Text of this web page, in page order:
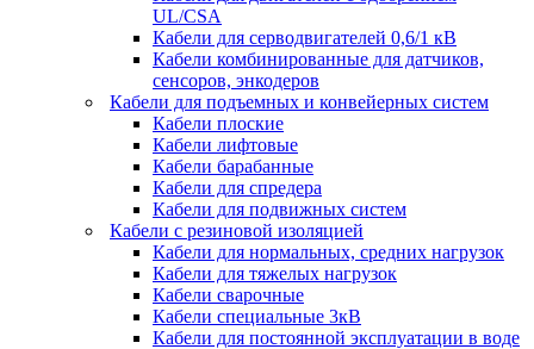
UL/CSA
Кабели для серводвигателей 0,6/1 кВ
Кабели комбинированные для датчиков,
cенсоров, энкодеров
Кабели для подъемных и конвейерных систем
Кабели плоские
Кабели лифтовые
Кабели барабанные
Кабели для спредера
Кабели для подвижных систем
Кабели с резиновой изоляцией
Кабели для нормальных, средних нагрузок
Кабели для тяжелых нагрузок
Кабели сварочные
Кабели специальные 3кВ
Кабели для постоянной эксплуатации в воде